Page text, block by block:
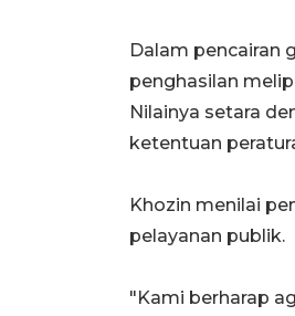
Dalam pencairan
penghasilan
Nilainya setara
ketentuan
Khozin menilai
pelayanan publik.
"Kami berharap